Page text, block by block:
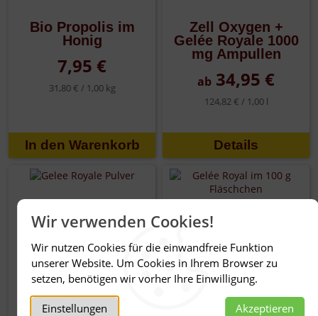
Wir verwenden Cookies!
Wir nutzen Cookies für die einwandfreie Funktion
unserer Website. Um Cookies in Ihrem Browser zu
setzen, benötigen wir vorher Ihre Einwilligung.
Einstellungen Akzeptieren
Bio Propolis im
Honig
7,95 €
31,80 € / 1,00 kg
Zell Oxygen +
Gelée Royale 1000
mg Ampullen
ab 34,95 €
124,82 € / 1,00 l
Details